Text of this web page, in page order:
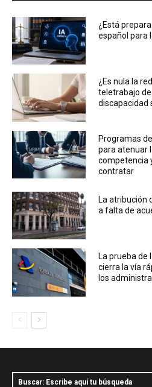
¿Está
español para
¿Es nula la
teletrabajo
discapacidad
Programas
para atenuar
competencia
contratar
La atribución
a falta de
La prueba de
cierra la vía
los
Buscar: Escribe aquí tu búsqueda